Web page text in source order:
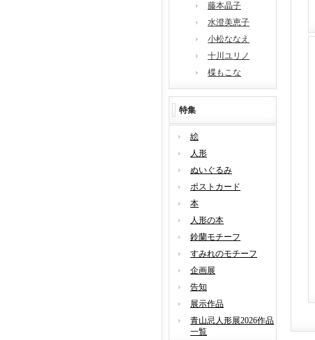
藤本晶子
水澄美恵子
小松ななえ
十川ユリノ
楪もこな
特集
絵
人形
ぬいぐるみ
ポストカード
本
人形の本
鈴蘭モチーフ
すみれのモチーフ
企画展
告知
展示作品
青山忌人形展2026作品
一覧